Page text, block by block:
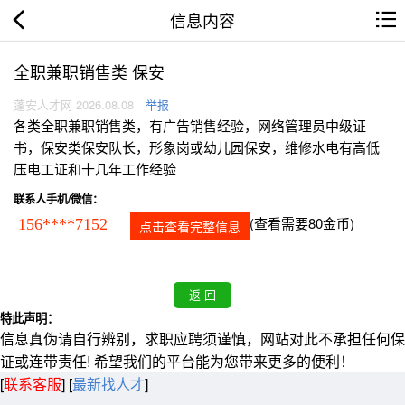
信息内容
全职兼职销售类 保安
蓬安人才网 2026.08.08 举报
各类全职兼职销售类，有广告销售经验，网络管理员中级证
书，保安类保安队长，形象岗或幼儿园保安，维修水电有高低
压电工证和十几年工作经验
联系人手机/微信：
156****7152 点击查看完整信息 (查看需要80金币)
特此声明：
信息真伪请自行辨别，求职应聘须谨慎，网站对此不承担任何保
证或连带责任! 希望我们的平台能为您带来更多的便利！
[联系客服] [最新找人才]